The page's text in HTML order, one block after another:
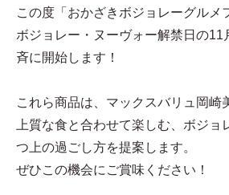
この度「おかざきボジョレーグルメ
ボジョレー・ヌーヴォー解禁日の11
斉に開始します！
これら商品は、マックスバリュ岡崎
上質な食と合わせて楽しむ、ボジョ
つ上の過ごし方を提案します。
ぜひこの機会にご賞味ください！